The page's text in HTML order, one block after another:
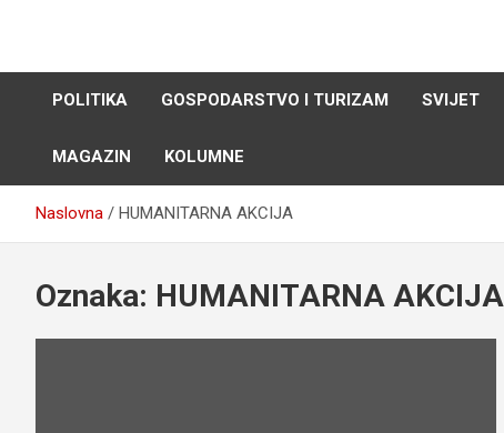
POLITIKA
GOSPODARSTVO I TURIZAM SVIJET
MAGAZIN KOLUMNE
Naslovna HUMANITARNA AKCIJA
Oznaka: HUMANITARNA AKCIJA